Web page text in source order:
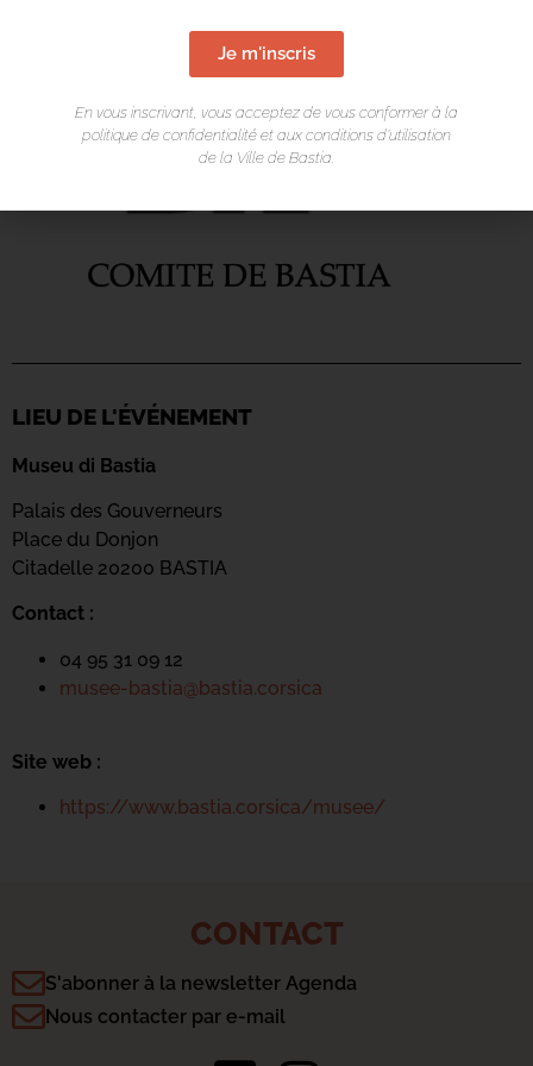
LIEU DE L'ÉVÉNEMENT
Museu di Bastia
Palais des Gouverneurs
Place du Donjon
Citadelle 20200 BASTIA
Contact :
04 95 31 09 12
musee-bastia@bastia.corsica
Site web :
https://www.bastia.corsica/musee/
CONTACT
S'abonner à la newsletter Agenda
Nous contacter par e-mail
Je m'inscris
En vous inscrivant, vous acceptez de vous conformer à la
politique de confidentialité et aux conditions d’utilisation
de la Ville de Bastia.